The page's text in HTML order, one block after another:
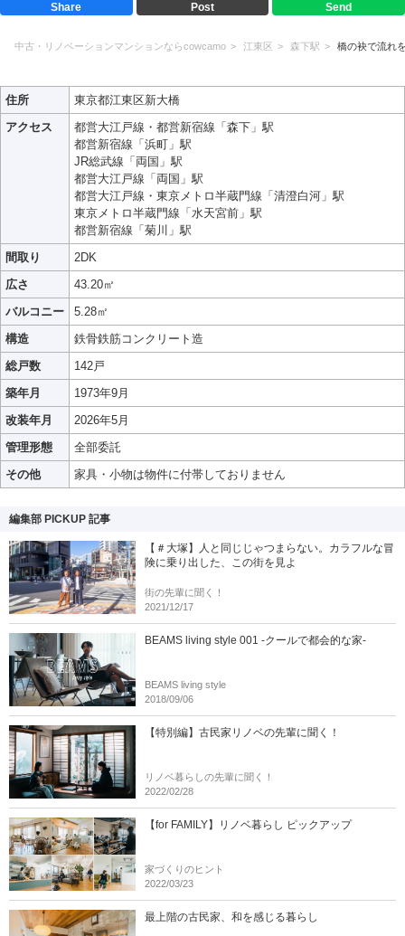
Share Post Send
中古・リノベーションマンションならcowcamo 江東区 森下駅 橋の袂で流れ
住所
東京都江東区新大橋
アクセス
都営大江戸線・都営新宿線「森下」駅
都営新宿線「浜町」駅
JR総武線「両国」駅
都営大江戸線「両国」駅
都営大江戸線・東京メトロ半蔵門線「清澄白河」駅
東京メトロ半蔵門線「水天宮前」駅
都営新宿線「菊川」駅
間取り
2DK
広さ
43.20㎡
バルコニー
5.28㎡
構造
鉄骨鉄筋コンクリート造
総戸数
142戸
築年月
1973年9月
改装年月
2026年5月
管理形態
全部委託
その他
家具・小物は物件に付帯しておりません
編集部 PICKUP 記事
【＃大塚】人と同じじゃつまらない。カラフルな冒
険に乗り出した、この街を見よ
街の先輩に聞く！
2021/12/17
BEAMS living style 001 -クールで都会的な家-
BEAMS living style
2018/09/06
【特別編】古民家リノベの先輩に聞く！
リノベ暮らしの先輩に聞く！
2022/02/28
【for FAMILY】リノベ暮らし ピックアップ
家づくりのヒント
2022/03/23
最上階の古民家、和を感じる暮らし